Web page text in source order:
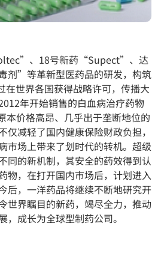
、18号新药“Supect”、达
剂”等革新型医药品的研发，构筑
世界各国获得战略许可，传播大
年开始销售的白血病治疗药物
本价格高昂、几乎出于垄断地位的
仅减轻了国内健康保险财政负担，
市场上带来了划时代的转机。超级
同的新机制，其安全的药效得到认
物，在打开国内市场后，计划进入
后，一洋药品将继续不断地研究开
世界瞩目的新药，竭尽全力，推动
，成长为全球型制药公司。